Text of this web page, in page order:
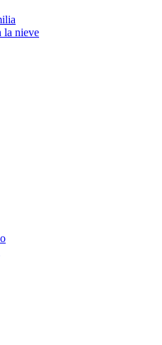
la nieve